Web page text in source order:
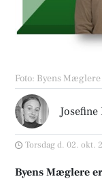
Foto: Byens
Torsdag d. 02. okt.
Byens Mæglere